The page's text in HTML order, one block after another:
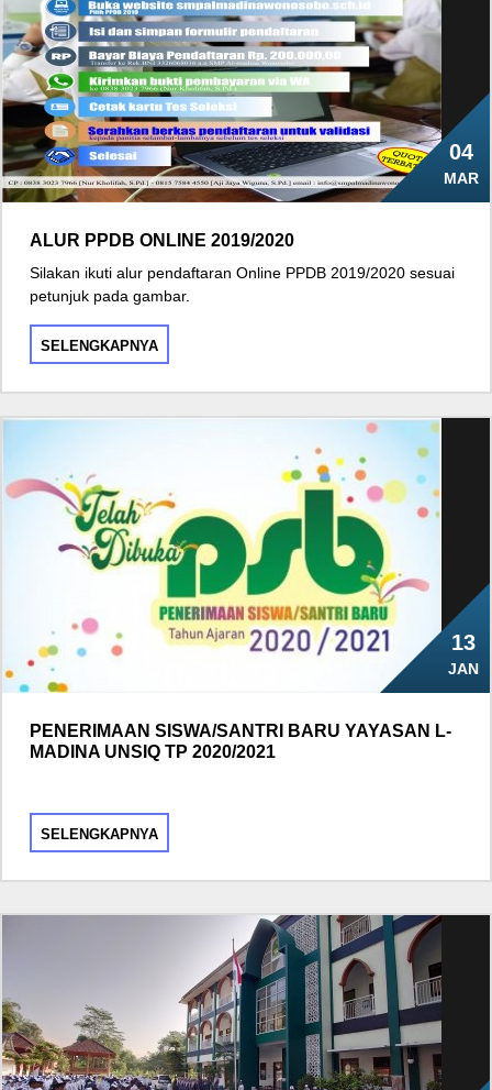
04
MAR
ALUR PPDB ONLINE 2019/2020
Silakan ikuti alur pendaftaran Online PPDB 2019/2020 sesuai
petunjuk pada gambar.
SELENGKAPNYA
13
JAN
PENERIMAAN SISWA/SANTRI BARU YAYASAN L-
MADINA UNSIQ TP 2020/2021
SELENGKAPNYA